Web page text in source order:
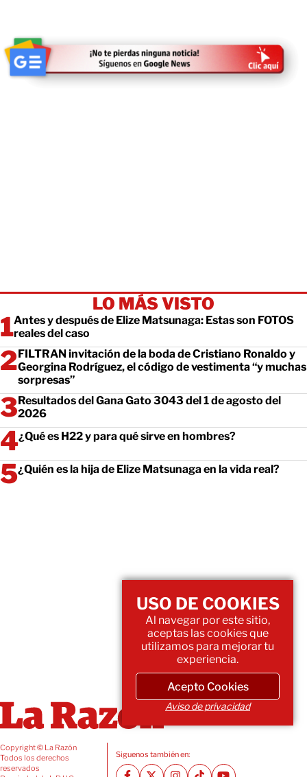
LO MÁS VISTO
Antes y después de Elize Matsunaga: Estas son FOTOS
reales del caso
FILTRAN invitación de la boda de Cristiano Ronaldo y
Georgina Rodríguez, el código de vestimenta “y muchas
sorpresas”
Resultados del Gana Gato 3043 del 1 de agosto del
2026
¿Qué es H22 y para qué sirve en hombres?
¿Quién es la hija de Elize Matsunaga en la vida real?
Copyright © La Razón
Todos los derechos
reservados
Siguenos también en:
USO DE COOKIES
Al navegar por este sitio,
aceptas las cookies que
utilizamos para mejorar tu
experiencia.
Acepto Cookies
Aviso de privacidad